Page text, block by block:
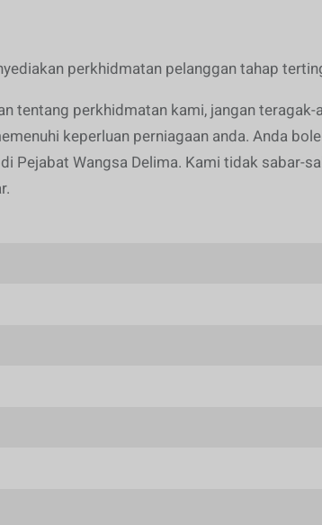
perkhidmatan pelanggan tahap
tentang perkhidmatan kami, jangan
keperluan perniagaan anda. Anda
Pejabat Wangsa Delima. Kami tidak sabar-